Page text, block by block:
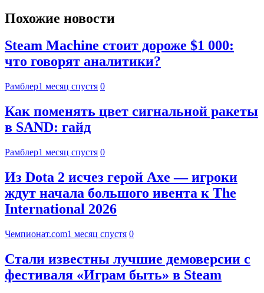
Похожие новости
Steam Machine стоит дороже $1 000:
что говорят аналитики?
Рамблер1 месяц спустя 0
Как поменять цвет сигнальной ракеты
в SAND: гайд
Рамблер1 месяц спустя 0
Из Dota 2 исчез герой Axe — игроки
ждут начала большого ивента к The
International 2026
Чемпионат.com1 месяц спустя 0
Стали известны лучшие демоверсии с
фестиваля «Играм быть» в Steam